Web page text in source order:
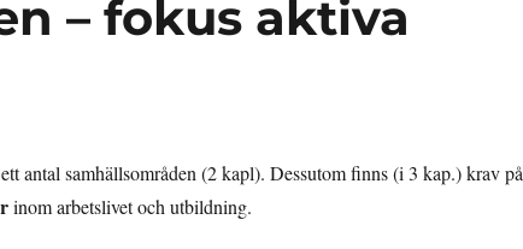
– fokus aktiva
antal samhällsområden (2 kapl). Dessutom finns (i 3 kap.) krav på
inom arbetslivet och utbildning.